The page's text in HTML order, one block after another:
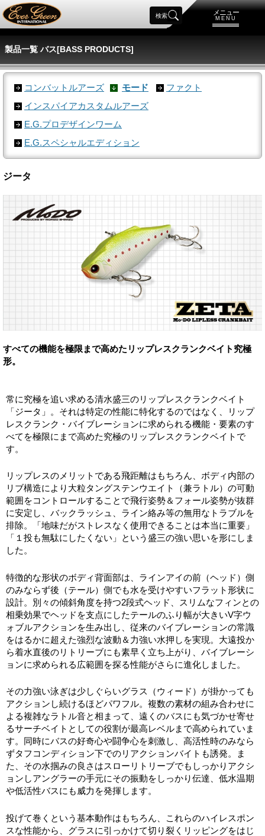
メニュー
MENU
検索
製品一覧 バス[BASS PRODUCTS]
コンバットルアーズ モード
ファクト
インスパイアカスタムルアーズ
E.G.プロデザインワーム
E.G.スペシャルエディション
ジータ
すべての機能を極限まで高めたリップレスクランクベイト究極
形。
常に究極を追い求める清水盛三のリップレスクランクベイト
「ジータ」。それは特定の性能に特化するのではなく、リップ
レスクランク・バイブレーションに求められる機能・要素のす
べてを極限にまで高めた究極のリップレスクランクベイトで
す。
リップレスのメリットである飛距離はもちろん、ボディ内部の
リブ構造により大粒タングステンウエイト（兼ラトル）の可動
範囲をコントロールすることで飛行姿勢＆フォール姿勢が抜群
に安定し、バックラッシュ、ライン絡み等の無用なトラブルを
排除。「地味だがストレスなく使用できることは本当に重要」
「１投も無駄にしたくない」という盛三の強い思いを形にしま
した。
特徴的な形状のボディ背面部は、ラインアイの前（ヘッド）側
のみならず後（テール）側でも水を受けやすいフラット形状に
設計。別々の傾斜角度を持つ2段式ヘッド、スリムなフィンとの
相乗効果でヘッドを支点にしたテールのふり幅が大きいV字ウ
ォブルアクションを生み出し、従来のバイブレーションの常識
をはるかに超えた強烈な波動＆力強い水押しを実現。大遠投か
ら着水直後のリトリーブにも素早く立ち上がり、バイブレーシ
ョンに求められる広範囲を探る性能がさらに進化しました。
その力強い泳ぎは少しぐらいグラス（ウィード）が掛かっても
アクションし続けるほどパワフル。複数の素材の組み合わせに
よる複雑なラトル音と相まって、遠くのバスにも気づかせ寄せ
るサーチベイトとしての役割が最高レベルまで高められていま
す。同時にバスの好奇心や闘争心を刺激し、高活性時のみなら
ずタフコンディション下でのリアクションバイトも誘発。ま
た、その水掴みの良さはスローリトリーブでもしっかりアクシ
ョンしアングラーの手元にその振動をしっかり伝達、低水温期
や低活性バスにも威力を発揮します。
投げて巻くという基本動作はもちろん、これらのハイレスポン
スな性能から、グラスに引っかけて切り裂くリッピングをはじ